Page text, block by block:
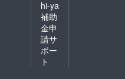
hi-ya
補助
金申
請サ
ポー
ト